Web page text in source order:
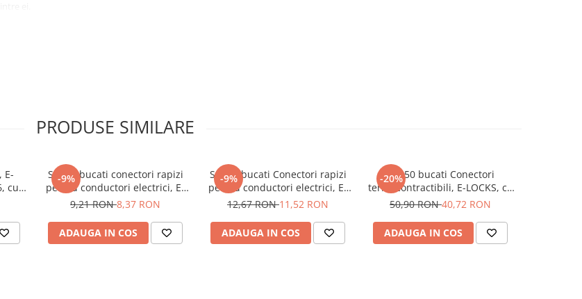
care permit
in jurul
PRODUSE SIMILARE
E-
cu
-9%
Set 10 bucati conectori rapizi
pentru conductori electrici, E-
LOCKS, cu levier, 2 pini, plastic
9,21 RON8,37 RON
ADAUGA IN COS
-9%
Set 10 bucati Conectori rapizi
pentru conductori electrici, E-
LOCKS, cu levier, 3 pini, plastic
12,67 RON11,52 RON
ADAUGA IN COS
-20%
Set 50 bucati Conectori
termocontractibili, E-LOCKS, cu
lipire si etansare pentru
ST3B
50,90 RON40,72 RON
ADAUGA IN COS